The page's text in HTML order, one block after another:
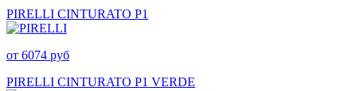
PIRELLI CINTURATO P1
от 6074 руб
PIRELLI CINTURATO P1 VERDE